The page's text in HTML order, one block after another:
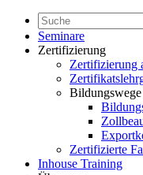
Seminare
Zertifizierung
Zertifizierung
Bildungswege
Zertifizierte
Inhouse Training